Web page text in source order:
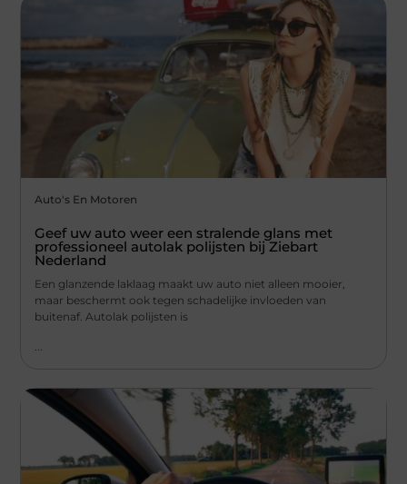
Auto's En Motoren
Geef uw auto weer een stralende glans met
professioneel autolak polijsten bij Ziebart
Nederland
Een glanzende laklaag maakt uw auto niet alleen mooier,
maar beschermt ook tegen schadelijke invloeden van
buitenaf. Autolak polijsten is